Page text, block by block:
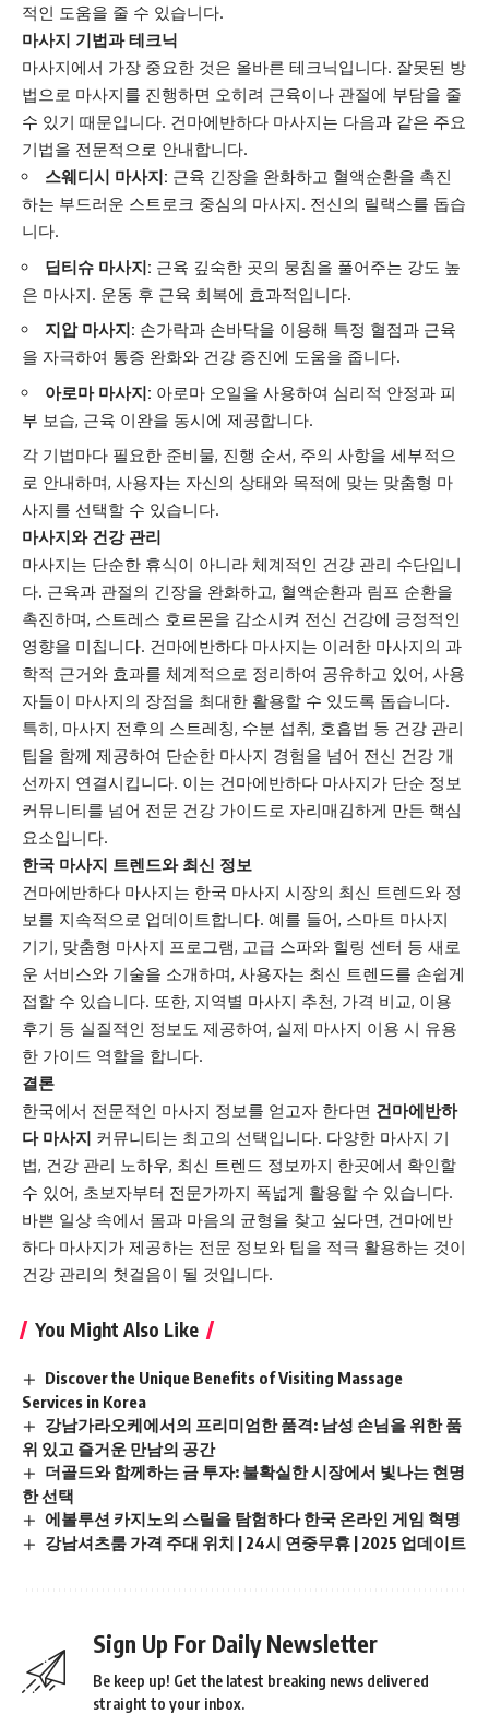
적인 도움을 줄 수 있습니다.
마사지 기법과 테크닉
마사지에서 가장 중요한 것은 올바른 테크닉입니다. 잘못된 방
법으로 마사지를 진행하면 오히려 근육이나 관절에 부담을 줄
수 있기 때문입니다. 건마에반하다 마사지는 다음과 같은 주요
기법을 전문적으로 안내합니다.
스웨디시 마사지: 근육 긴장을 완화하고 혈액순환을 촉진
하는 부드러운 스트로크 중심의 마사지. 전신의 릴랙스를 돕습
니다.
딥티슈 마사지: 근육 깊숙한 곳의 뭉침을 풀어주는 강도 높
은 마사지. 운동 후 근육 회복에 효과적입니다.
지압 마사지: 손가락과 손바닥을 이용해 특정 혈점과 근육
을 자극하여 통증 완화와 건강 증진에 도움을 줍니다.
아로마 마사지: 아로마 오일을 사용하여 심리적 안정과 피
부 보습, 근육 이완을 동시에 제공합니다.
각 기법마다 필요한 준비물, 진행 순서, 주의 사항을 세부적으
로 안내하며, 사용자는 자신의 상태와 목적에 맞는 맞춤형 마
사지를 선택할 수 있습니다.
마사지와 건강 관리
마사지는 단순한 휴식이 아니라 체계적인 건강 관리 수단입니
다. 근육과 관절의 긴장을 완화하고, 혈액순환과 림프 순환을
촉진하며, 스트레스 호르몬을 감소시켜 전신 건강에 긍정적인
영향을 미칩니다. 건마에반하다 마사지는 이러한 마사지의 과
학적 근거와 효과를 체계적으로 정리하여 공유하고 있어, 사용
자들이 마사지의 장점을 최대한 활용할 수 있도록 돕습니다.
특히, 마사지 전후의 스트레칭, 수분 섭취, 호흡법 등 건강 관리
팁을 함께 제공하여 단순한 마사지 경험을 넘어 전신 건강 개
선까지 연결시킵니다. 이는 건마에반하다 마사지가 단순 정보
커뮤니티를 넘어 전문 건강 가이드로 자리매김하게 만든 핵심
요소입니다.
한국 마사지 트렌드와 최신 정보
건마에반하다 마사지는 한국 마사지 시장의 최신 트렌드와 정
보를 지속적으로 업데이트합니다. 예를 들어, 스마트 마사지
기기, 맞춤형 마사지 프로그램, 고급 스파와 힐링 센터 등 새로
운 서비스와 기술을 소개하며, 사용자는 최신 트렌드를 손쉽게
접할 수 있습니다. 또한, 지역별 마사지 추천, 가격 비교, 이용
후기 등 실질적인 정보도 제공하여, 실제 마사지 이용 시 유용
한 가이드 역할을 합니다.
결론
한국에서 전문적인 마사지 정보를 얻고자 한다면 건마에반하
다 마사지 커뮤니티는 최고의 선택입니다. 다양한 마사지 기
법, 건강 관리 노하우, 최신 트렌드 정보까지 한곳에서 확인할
수 있어, 초보자부터 전문가까지 폭넓게 활용할 수 있습니다.
바쁜 일상 속에서 몸과 마음의 균형을 찾고 싶다면, 건마에반
하다 마사지가 제공하는 전문 정보와 팁을 적극 활용하는 것이
건강 관리의 첫걸음이 될 것입니다.
You Might Also Like
Discover the Unique Benefits of Visiting Massage
Services in Korea
강남가라오케에서의 프리미엄한 품격: 남성 손님을 위한 품
위 있고 즐거운 만남의 공간
더골드와 함께하는 금 투자: 불확실한 시장에서 빛나는 현명
한 선택
에볼루션 카지노의 스릴을 탐험하다 한국 온라인 게임 혁명
강남셔츠룸 가격 주대 위치 | 24시 연중무휴 | 2025 업데이트
Sign Up For Daily Newsletter
Be keep up! Get the latest breaking news delivered
straight to your inbox.